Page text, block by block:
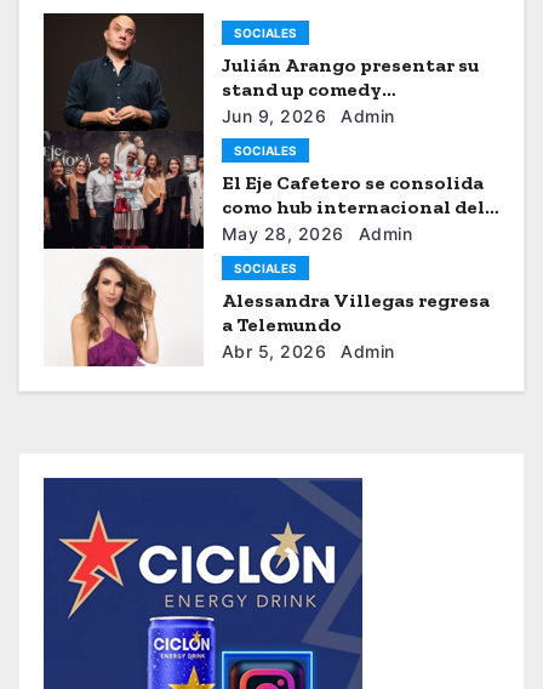
SOCIALES
Julián Arango presentar su
stand up comedy
“Julianchou”
Jun 9, 2026 Admin
SOCIALES
El Eje Cafetero se consolida
como hub internacional del
sistema moda
May 28, 2026 Admin
SOCIALES
Alessandra Villegas regresa
a Telemundo
Abr 5, 2026 Admin